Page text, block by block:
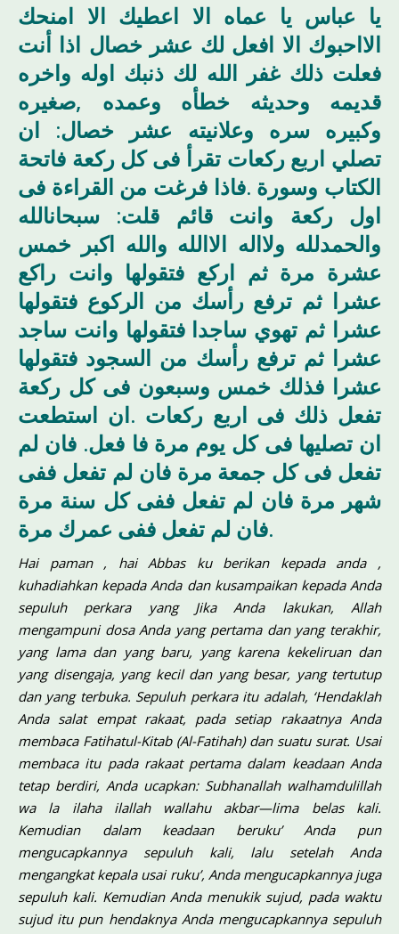
يا عباس يا عماه الا اعطيك الا امنحك
الااحبوك الا افعل لك عشر خصال اذا أنت
فعلت ذلك غفر الله لك ذنبك اوله واخره
قديمه وحديثه خطأه وعمده ,صغيره
وكبيره سره وعلانيته عشر خصال: ان
تصلي اربع ركعات تقرأ فى كل ركعة فاتحة
الكتاب وسورة .فاذا فرغت من القراءة فى
اول ركعة وانت قائم قلت: سبحانالله
والحمدلله ولااله الاالله والله اكبر خمس
عشرة مرة ثم اركع فتقولها وانت راكع
عشرا ثم ترفع رأسك من الركوع فتقولها
عشرا ثم تهوي ساجدا فتقولها وانت ساجد
عشرا ثم ترفع رأسك من السجود فتقولها
عشرا فذلك خمس وسبعون فى كل ركعة
تفعل ذلك فى اربع ركعات .ان استطعت
ان تصليها فى كل يوم مرة فا فعل. فان لم
تفعل فى كل جمعة مرة فان لم تفعل ففى
شهر مرة فان لم تفعل ففى كل سنة مرة
فان لم تفعل ففى عمرك مرة.
Hai paman , hai Abbas ku berikan kepada anda ,
kuhadiahkan kepada Anda dan kusampaikan kepada Anda
sepuluh perkara yang Jika Anda lakukan, Allah
mengampuni dosa Anda yang pertama dan yang terakhir,
yang lama dan yang baru, yang karena kekeliruan dan
yang disengaja, yang kecil dan yang besar, yang tertutup
dan yang terbuka. Sepuluh perkara itu adalah, ‘Hendaklah
Anda salat empat rakaat, pada setiap rakaatnya Anda
membaca Fatihatul-Kitab (Al-Fatihah) dan suatu surat. Usai
membaca itu pada rakaat pertama dalam keadaan Anda
tetap berdiri, Anda ucapkan: Subhanallah walhamdulillah
wa la ilaha ilallah wallahu akbar—lima belas kali.
Kemudian dalam keadaan beruku’ Anda pun
mengucapkannya sepuluh kali, lalu setelah Anda
mengangkat kepala usai ruku’, Anda mengucapkannya juga
sepuluh kali. Kemudian Anda menukik sujud, pada waktu
sujud itu pun hendaknya Anda meng­ucapkannya sepuluh